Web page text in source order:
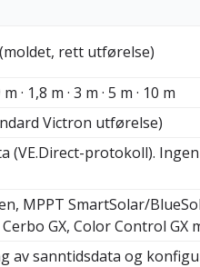
rett utførelse)
· 1,8 m · 3 m · 5 m · 10 m
Victron utførelse)
(VE.Direct-protokoll).
MPPT SmartSolar/
GX, Color Control GX
av sanntidsdata og